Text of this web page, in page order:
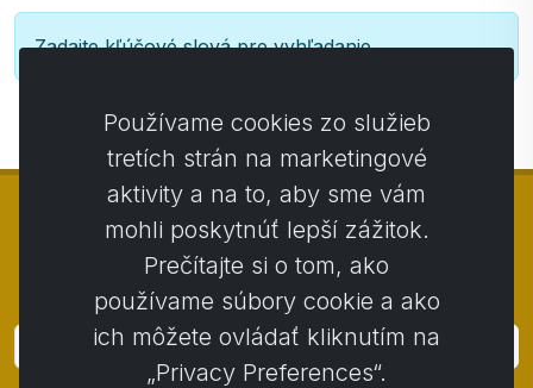
Zadajte kľúčové slová pre vyhľadanie
© Copyright 2014 - 2026 Activstar
Prihlásiť
Používame cookies zo služieb
tretích strán na marketingové
aktivity a na to, aby sme vám
mohli poskytnúť lepší zážitok.
Prečítajte si o tom, ako
používame súbory cookie a ako
ich môžete ovládať kliknutím na
„Privacy Preferences“.